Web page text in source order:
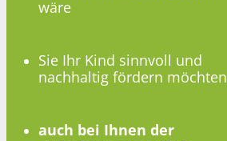
wäre
Sie Ihr Kind sinnvoll und
nachhaltig fördern möchten
auch bei Ihnen der